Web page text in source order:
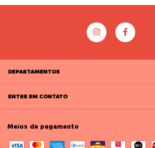
DEPARTAMENTOS
ENTRE EM CONTATO
Meios de pagamento